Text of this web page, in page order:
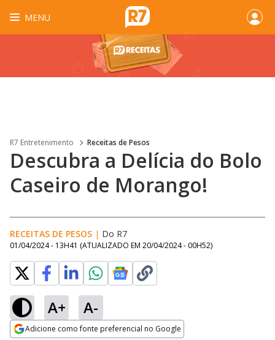
MENU
R7 Entretenimento Receitas de Pesos
Descubra a Delícia do Bolo
Caseiro de Morango!
RECEITAS DE PESOS | Do R7
01/04/2024 - 13H41 (ATUALIZADO EM 20/04/2024 - 00H52)
A+ A-
Adicione como fonte preferencial no Google